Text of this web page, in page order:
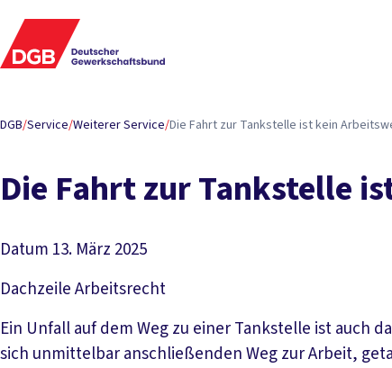
DGB/Service/Weiterer Service/Die Fahrt zur Tankstelle ist kein
Die Fahrt zur Tankstelle
Datum 13. März 2025
DachzeileArbeitsrecht
Ein Unfall auf dem Weg zu einer Tankstelle ist auch
sich unmittelbar anschließenden Weg zur Arbeit,